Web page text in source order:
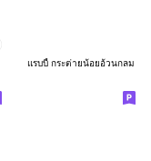
แรบบี้ กระต่ายน้อยอ้วนกลม